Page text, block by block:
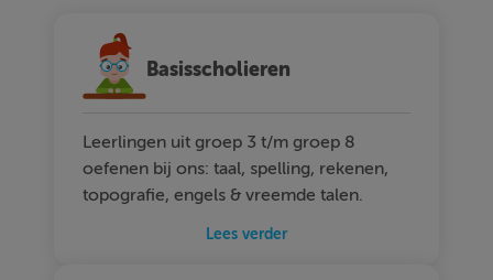
Basisscholieren
Leerlingen uit groep 3 t/m groep 8
oefenen bij ons: taal, spelling, rekenen,
topografie, engels & vreemde talen.
Lees verder